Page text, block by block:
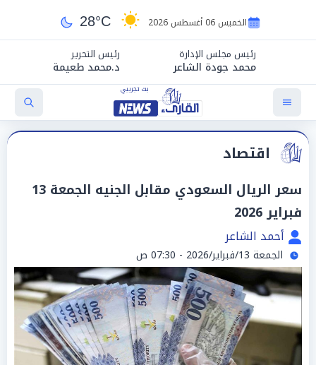
الخميس 06 أغسطس 2026 28°C
رئيس مجلس الإدارة
محمد جودة الشاعر
رئيس التحرير
د.محمد طعيمة
اقتصاد
سعر الريال السعودي مقابل الجنيه الجمعة 13
فبراير 2026
أحمد الشاعر
الجمعة 13/فبراير/2026 - 07:30 ص